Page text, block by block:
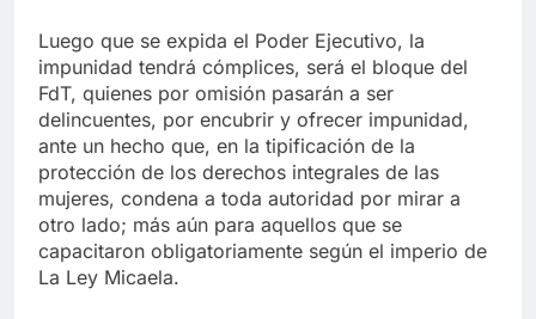
Luego que se expida el Poder Ejecutivo, la
impunidad tendrá cómplices, será el bloque del
FdT, quienes por omisión pasarán a ser
delincuentes, por encubrir y ofrecer impunidad,
ante un hecho que, en la tipificación de la
protección de los derechos integrales de las
mujeres, condena a toda autoridad por mirar a
otro lado; más aún para aquellos que se
capacitaron obligatoriamente según el imperio de
La Ley Micaela.